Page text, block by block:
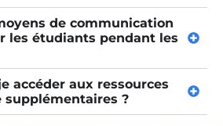
de communication
les étudiants pendant les
accéder aux ressources
supplémentaires ?